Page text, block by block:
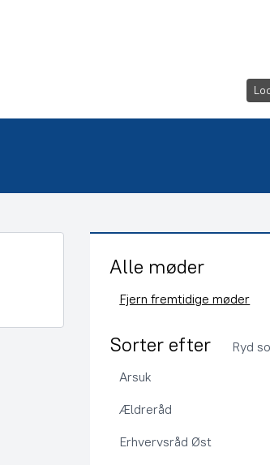
Alle møder
Fjern fremtidige møder
Sorter efter
Ryd
Arsuk
Ældreråd
Erhvervsråd Øst